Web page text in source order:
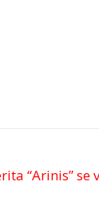
“Arinis” se